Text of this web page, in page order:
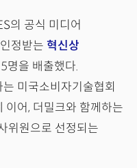
의 공식 미디어
정받는 혁신상
명을 배출했다.
미국소비자기술협회
이어, 더밀크와 함께하는
위원으로 선정되는